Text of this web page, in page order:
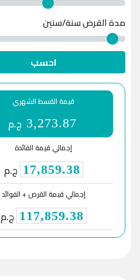
مدة القرضسنة/سنين
احسب
قيمة القسط الشهري
3,273.87 ج.م
إجمالي قيمة الفائدة
17,859.38 ج.م
إجمالي قيمة القرض + الفوائد
117,859.38 ج.م